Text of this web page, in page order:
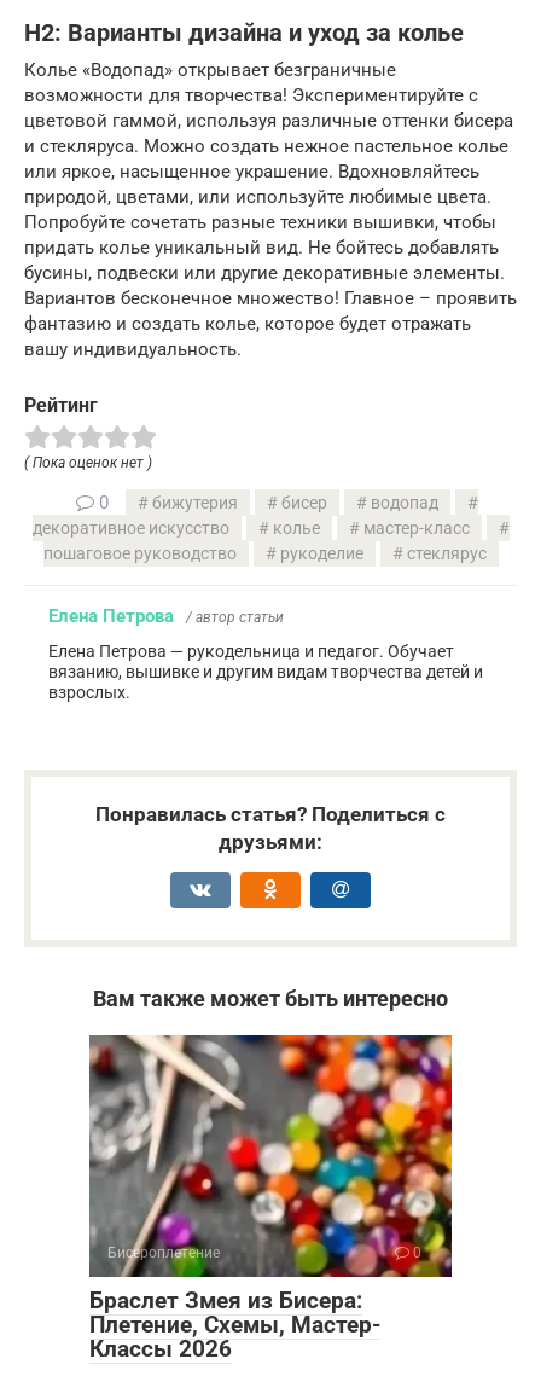
H2: Варианты дизайна и уход за колье
Колье «Водопад» открывает безграничные
возможности для творчества! Экспериментируйте с
цветовой гаммой, используя различные оттенки бисера
и стекляруса. Можно создать нежное пастельное колье
или яркое, насыщенное украшение. Вдохновляйтесь
природой, цветами, или используйте любимые цвета.
Попробуйте сочетать разные техники вышивки, чтобы
придать колье уникальный вид. Не бойтесь добавлять
бусины, подвески или другие декоративные элементы.
Вариантов бесконечное множество! Главное – проявить
фантазию и создать колье, которое будет отражать
вашу индивидуальность.
Рейтинг
( Пока оценок нет )
0 бижутерия бисер
водопад
декоративное искусство
колье
мастер-класс
пошаговое руководство
рукоделие стеклярус
Елена Петрова / автор статьи
Елена Петрова — рукодельница и педагог. Обучает
вязанию, вышивке и другим видам творчества детей и
взрослых.
Понравилась статья? Поделиться с
друзьями:
Вам также может быть интересно
Бисероплетение 0
Браслет Змея из Бисера:
Плетение, Схемы, Мастер-
Классы 2026